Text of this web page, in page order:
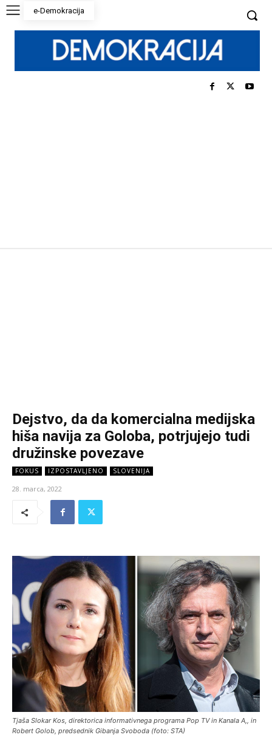
e-Demokracija
Dejstvo, da da komercialna medijska
hiša navija za Goloba, potrjujejo tudi
družinske povezave
FOKUS IZPOSTAVLJENO SLOVENIJA
28. marca, 2022
Tjaša Slokar Kos, direktorica informativnega programa Pop TV in Kanala A,, in
Robert Golob, predsednik Gibanja Svoboda (foto: STA)